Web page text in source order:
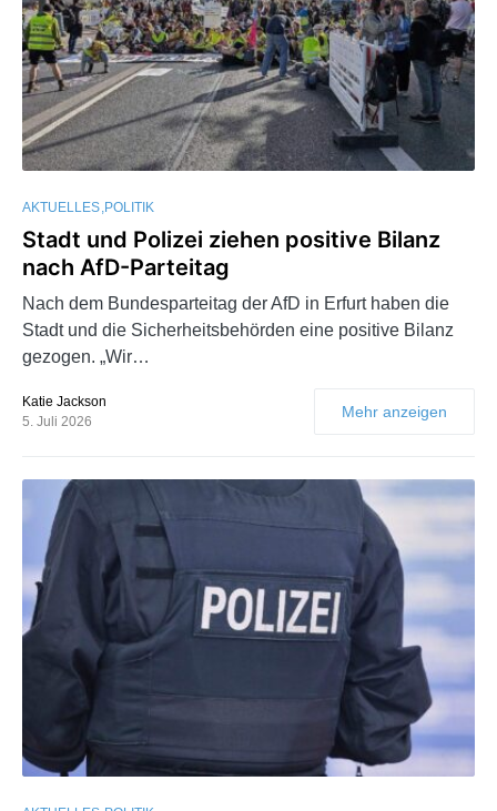
AKTUELLES POLITIK
Stadt und Polizei ziehen positive Bilanz
nach AfD-Parteitag
Nach dem Bundesparteitag der AfD in Erfurt haben die
Stadt und die Sicherheitsbehörden eine positive Bilanz
gezogen. „Wir…
Katie Jackson
5. Juli 2026
Mehr anzeigen